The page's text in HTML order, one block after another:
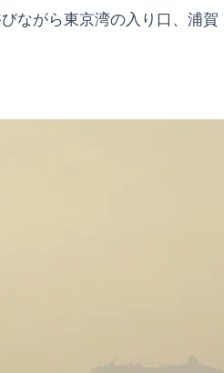
ながら東京湾の入り口、浦賀